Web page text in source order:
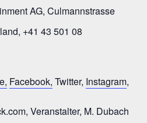
AG, Culmannstrasse
+41 43 501 08
Facebook, Twitter, Instagram,
Veranstalter, M. Dubach